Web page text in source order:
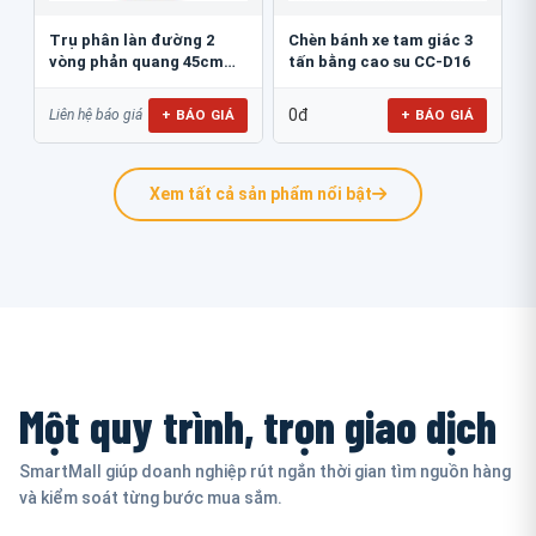
Trụ phân làn đường 2
vòng phản quang 45cm
Liên hệ báo giá + BÁO GIÁ
Chèn bánh xe tam giác 3
tấn bằng cao su CC-D16
0đ + BÁO GIÁ
Xem tất cả sản phẩm nổi bật
Một quy trình, trọn giao dịch
SmartMall giúp doanh nghiệp rút ngắn thời gian tìm nguồn hàng
và kiểm soát từng bước mua sắm.